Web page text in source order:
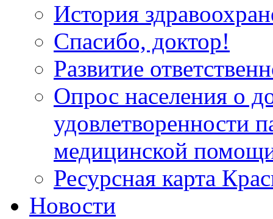
История
Спасибо, доктор!
Развитие
Опрос населения о
удовлетворенности
медицинской
Ресурсная карта
Новости